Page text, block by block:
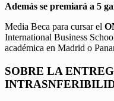
Además se premiará a 5
Media Beca para cursar el
International Business
académica en Madrid o
SOBRE LA